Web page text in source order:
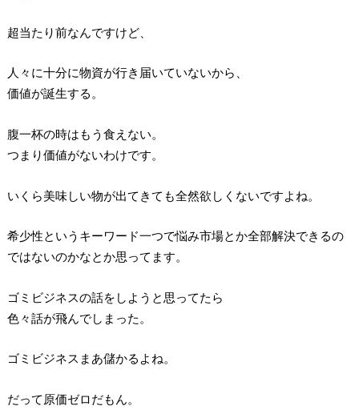
超当たり前なんですけど、
人々に十分に物資が行き届いていないから、
価値が誕生する。
腹一杯の時はもう食えない。
つまり価値がないわけです。
いくら美味しい物が出てきても全然欲しくないですよね。
希少性というキーワード一つで悩み市場とか全部解決できるの
ではないのかなとか思ってます。
ゴミビジネスの話をしようと思ってたら
色々話が飛んでしまった。
ゴミビジネスまあ儲かるよね。
だって原価ゼロだもん。